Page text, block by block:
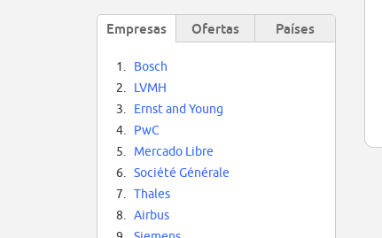
Empresas Ofertas Países
1.
Bosch
2.
LVMH
3.
Ernst and Young
4.
PwC
5.
Mercado Libre
6.
Société Générale
7.
Thales
8.
Airbus